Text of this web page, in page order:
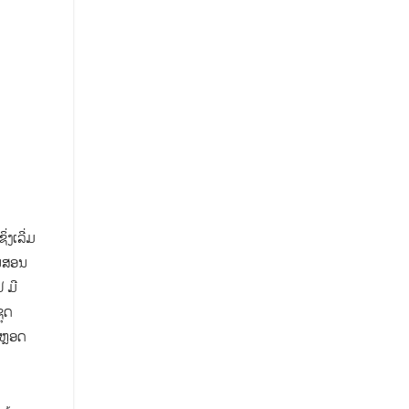
ເລີ່ມ
ອນ
ມີ
ດ
ອດ